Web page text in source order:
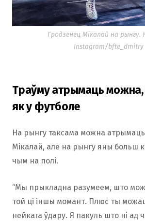
Гродзенец Мікалай на рынгу.
Instagram/bfte_dmitry
Траўму атрымаць можна,
як у футболе
На рынгу таксама можна
Мікалай, але на рынгу яны больш
чым на полі.
“Мы прыкладна разумеем, што
той ці іншы момант. Плюс ты
нейкага ўдару. Я пакуль што ні ад